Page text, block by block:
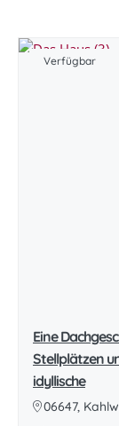
Verfügbar
Eine
Stellplätzen
idyllische
06647,